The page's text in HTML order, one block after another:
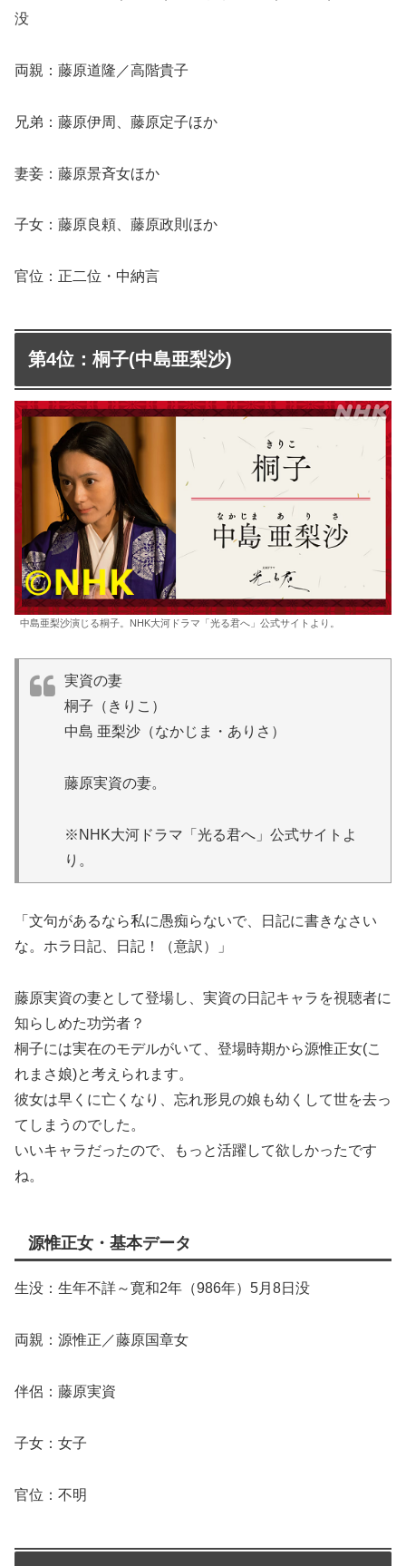
没
両親：藤原道隆／高階貴子
兄弟：藤原伊周、藤原定子ほか
妻妾：藤原景斉女ほか
子女：藤原良頼、藤原政則ほか
官位：正二位・中納言
第4位：桐子(中島亜梨沙)
中島亜梨沙演じる桐子。NHK大河ドラマ「光る君へ」公式サイトより。
実資の妻
桐子（きりこ）
中島 亜梨沙（なかじま・ありさ）
藤原実資の妻。
※NHK大河ドラマ「光る君へ」公式サイトよ
り。
「文句があるなら私に愚痴らないで、日記に書きなさい
な。ホラ日記、日記！（意訳）」
藤原実資の妻として登場し、実資の日記キャラを視聴者に
知らしめた功労者？
桐子には実在のモデルがいて、登場時期から源惟正女(こ
れまさ娘)と考えられます。
彼女は早くに亡くなり、忘れ形見の娘も幼くして世を去っ
てしまうのでした。
いいキャラだったので、もっと活躍して欲しかったです
ね。
源惟正女・基本データ
生没：生年不詳～寛和2年（986年）5月8日没
両親：源惟正／藤原国章女
伴侶：藤原実資
子女：女子
官位：不明